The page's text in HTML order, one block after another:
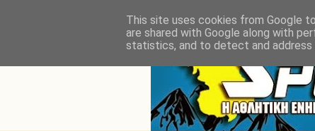
This site uses cookies from Google
are shared with Google along with
statistics, and to detect and address